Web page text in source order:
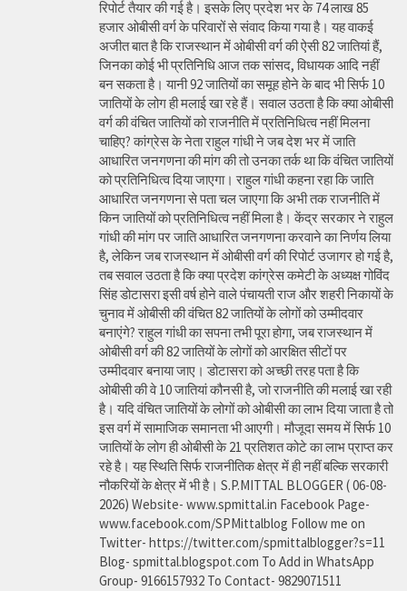
रिपोर्ट तैयार की गई है। इसके लिए प्रदेश भर के 74 लाख 85
हजार ओबीसी वर्ग के परिवारों से संवाद किया गया है। यह वाकई
अजीत बात है कि राजस्थान में ओबीसी वर्ग की ऐसी 82 जातियां हैं,
जिनका कोई भी प्रतिनिधि आज तक सांसद, विधायक आदि नहीं
बन सकता है। यानी 92 जातियों का समूह होने के बाद भी सिर्फ 10
जातियों के लोग ही मलाई खा रहे हैं। सवाल उठता है कि क्या ओबीसी
वर्ग की वंचित जातियों को राजनीति में प्रतिनिधित्व नहीं मिलना
चाहिए? कांग्रेस के नेता राहुल गांधी ने जब देश भर में जाति
आधारित जनगणना की मांग की तो उनका तर्क था कि वंचित जातियों
को प्रतिनिधित्व दिया जाएगा। राहुल गांधी कहना रहा कि जाति
आधारित जनगणना से पता चल जाएगा कि अभी तक राजनीति में
किन जातियों को प्रतिनिधित्व नहीं मिला है। केंद्र सरकार ने राहुल
गांधी की मांग पर जाति आधारित जनगणना करवाने का निर्णय लिया
है, लेकिन जब राजस्थान में ओबीसी वर्ग की रिपोर्ट उजागर हो गई है,
तब सवाल उठता है कि क्या प्रदेश कांग्रेस कमेटी के अध्यक्ष गोविंद
सिंह डोटासरा इसी वर्ष होने वाले पंचायती राज और शहरी निकायों के
चुनाव में ओबीसी की वंचित 82 जातियों के लोगों को उम्मीदवार
बनाएंगे? राहुल गांधी का सपना तभी पूरा होगा, जब राजस्थान में
ओबीसी वर्ग की 82 जातियों के लोगों को आरक्षित सीटों पर
उम्मीदवार बनाया जाए। डोटासरा को अच्छी तरह पता है कि
ओबीसी की वे 10 जातियां कौनसी है, जो राजनीति की मलाई खा रही
है। यदि वंचित जातियों के लोगों को ओबीसी का लाभ दिया जाता है तो
इस वर्ग में सामाजिक समानता भी आएगी। मौजूदा समय में सिर्फ 10
जातियों के लोग ही ओबीसी के 21 प्रतिशत कोटे का लाभ प्राप्त कर
रहे है। यह स्थिति सिर्फ राजनीतिक क्षेत्र में ही नहीं बल्कि सरकारी
नौकरियों के क्षेत्र में भी है। S.P.MITTAL BLOGGER ( 06-08-
2026) Website- www.spmittal.in Facebook Page-
www.facebook.com/SPMittalblog Follow me on
Twitter- https://twitter.com/spmittalblogger?s=11
Blog- spmittal.blogspot.com To Add in WhatsApp
Group- 9166157932 To Contact- 9829071511